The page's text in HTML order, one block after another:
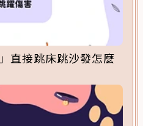
直接跳床跳沙發怎麼